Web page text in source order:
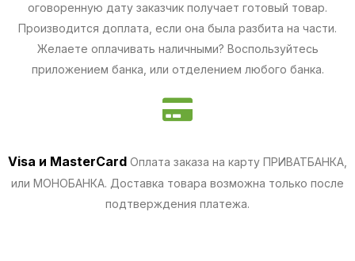
оговоренную дату заказчик получает готовый товар.
Производится доплата, если она была разбита на части.
Желаете оплачивать наличными? Воспользуйтесь
приложением банка, или отделением любого банка.
Visa и MasterCard Оплата заказа на карту ПРИВАТБАНКА,
или МОНОБАНКА. Доставка товара возможна только после
подтверждения платежа.